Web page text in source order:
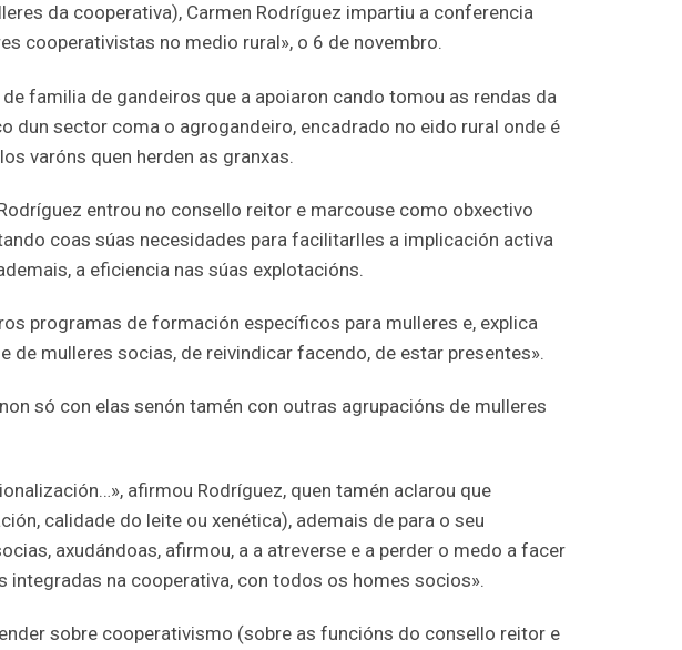
da cooperativa), Carmen Rodríguez impartiu a conferencia
cooperativistas no medio rural», o 6 de novembro.
familia de gandeiros que a apoiaron cando tomou as rendas da
dun sector coma o agrogandeiro, encadrado no eido rural onde é
varóns quen herden as granxas.
entrou no consello reitor e marcouse como obxectivo
coas súas necesidades para facilitarlles a implicación activa
a eficiencia nas súas explotacións.
programas de formación específicos para mulleres e, explica
de mulleres socias, de reivindicar facendo, de estar presentes».
só con elas senón tamén con outras agrupacións de mulleres
afirmou Rodríguez, quen tamén aclarou que
calidade do leite ou xenética), ademais de para o seu
axudándoas, afirmou, a a atreverse e a perder o medo a facer
integradas na cooperativa, con todos os homes socios».
sobre cooperativismo (sobre as funcións do consello reitor e